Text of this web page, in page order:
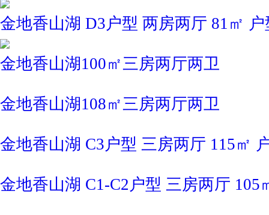
金地香山湖 D3户型 两房两厅 81㎡ 户
金地香山湖100㎡三房两厅两卫
金地香山湖108㎡三房两厅两卫
金地香山湖 C3户型 三房两厅 115㎡
金地香山湖 C1-C2户型 三房两厅 105